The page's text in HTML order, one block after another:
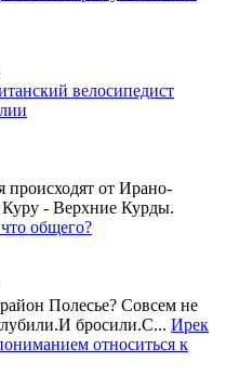
велосипедист
от Ирано-
- Верхние Курды.
общего?
Полесье? Совсем не
бросили.С... Ирек
относиться к